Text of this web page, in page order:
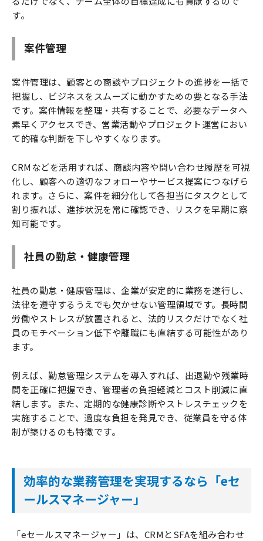
す。
案件管理
案件管理は、顧客との商談やプロジェクトの進捗を一括で
把握し、ビジネスをスムーズに動かすための要となる手法
です。案件情報を整理・共有することで、必要なデータへ
素早くアクセスでき、営業活動やプロジェクト運営におい
て的確な判断を下しやすくなります。
CRMなどを活用すれば、商談内容や問い合わせ履歴を可視
化し、顧客への適切なフォローやサービス提案につなげら
れます。さらに、案件を細分化して各担当にタスクとして
割り振れば、進捗状況を常に確認でき、リスクを早期に察
知可能です。
社員の勤怠・健康管理
社員の勤怠・健康管理は、企業が安定的に業務を遂行し、
法律を遵守するうえでも欠かせない管理領域です。長時間
労働やストレスが放置されると、法的リスクだけでなく社
員のモチベーション低下や離職にも直結する可能性があり
ます。
例えば、勤怠管理システムを導入すれば、出退勤や残業時
間を正確に把握でき、管理者の負担軽減とコスト削減に直
結します。また、定期的な健康診断やストレスチェックを
実施することで、過度な負担を発見でき、従業員を守る体
制が築けるのも特徴です。
効率的な業務管理を実現するなら「eセ
ールスマネージャー」
「eセールスマネージャー」は、CRMとSFAを組み合わせ